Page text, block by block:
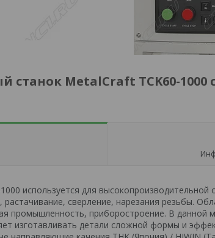
MetalCraft TCK60-1000 c
используется для
сверление, нарезания резьбы.
промышленность, приборостроение. В данной
изготавливать детали сложной формы и